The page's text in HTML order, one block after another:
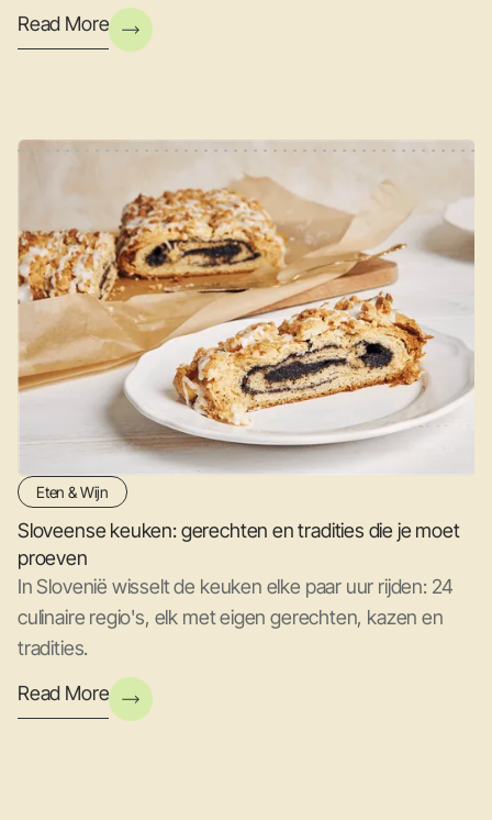
Read More
Eten & Wijn
Sloveense keuken: gerechten en tradities die je moet
proeven
In Slovenië wisselt de keuken elke paar uur rijden: 24
culinaire regio's, elk met eigen gerechten, kazen en
tradities.
Read More